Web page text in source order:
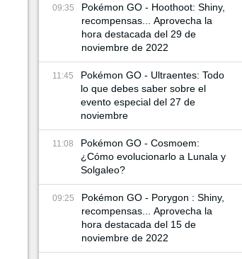
09:35
Pokémon GO - Hoothoot: Shiny,
recompensas... Aprovecha la
hora destacada del 29 de
noviembre de 2022
11:45
Pokémon GO - Ultraentes: Todo
lo que debes saber sobre el
evento especial del 27 de
noviembre
11:08
Pokémon GO - Cosmoem:
¿Cómo evolucionarlo a Lunala y
Solgaleo?
09:25
Pokémon GO - Porygon : Shiny,
recompensas... Aprovecha la
hora destacada del 15 de
noviembre de 2022